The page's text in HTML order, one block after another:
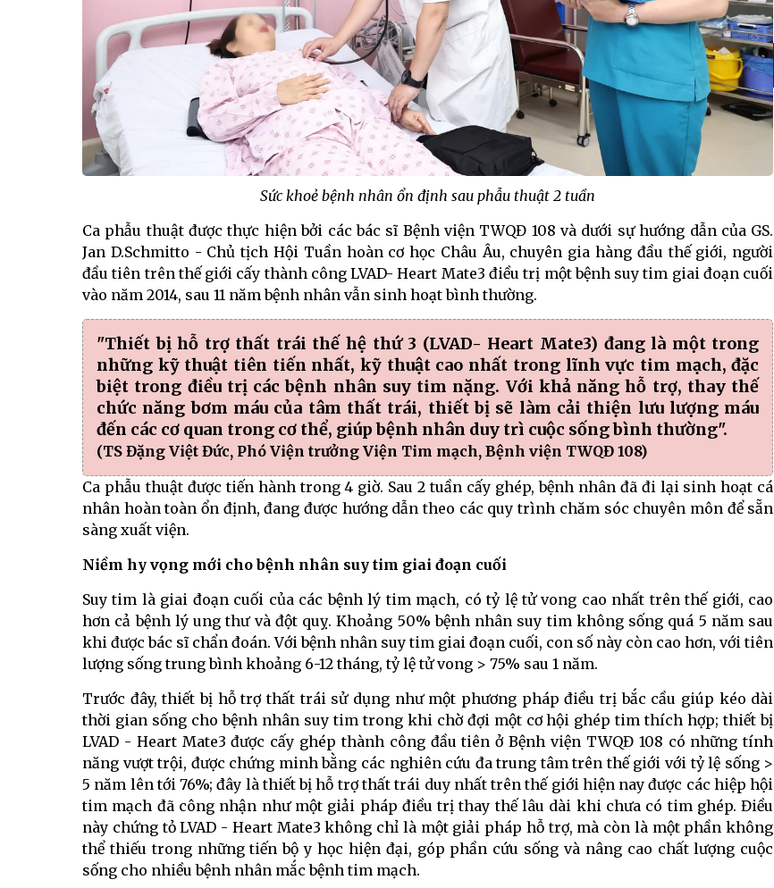
Sức khoẻ bệnh nhân ổn định sau phẫu thuật 2 tuần
Ca phẫu thuật được thực hiện bởi các bác sĩ Bệnh viện TWQĐ 108 và dưới sự hướng dẫn của GS.
Jan D.Schmitto - Chủ tịch Hội Tuần hoàn cơ học Châu Âu, chuyên gia hàng đầu thế giới, người
đầu tiên trên thế giới cấy thành công LVAD- Heart Mate3 điều trị một bệnh suy tim giai đoạn cuối
vào năm 2014, sau 11 năm bệnh nhân vẫn sinh hoạt bình thường.
"Thiết bị hỗ trợ thất trái thế hệ thứ 3 (LVAD- Heart Mate3) đang là một trong
những kỹ thuật tiên tiến nhất, kỹ thuật cao nhất trong lĩnh vực tim mạch, đặc
biệt trong điều trị các bệnh nhân suy tim nặng. Với khả năng hỗ trợ, thay thế
chức năng bơm máu của tâm thất trái, thiết bị sẽ làm cải thiện lưu lượng máu
đến các cơ quan trong cơ thể, giúp bệnh nhân duy trì cuộc sống bình thường".
(TS Đặng Việt Đức, Phó Viện trưởng Viện Tim mạch, Bệnh viện TWQĐ 108)
Ca phẫu thuật được tiến hành trong 4 giờ. Sau 2 tuần cấy ghép, bệnh nhân đã đi lại sinh hoạt cá
nhân hoàn toàn ổn định, đang được hướng dẫn theo các quy trình chăm sóc chuyên môn để sẵn
sàng xuất viện.
Niềm hy vọng mới cho bệnh nhân suy tim giai đoạn cuối
Suy tim là giai đoạn cuối của các bệnh lý tim mạch, có tỷ lệ tử vong cao nhất trên thế giới, cao
hơn cả bệnh lý ung thư và đột quỵ. Khoảng 50% bệnh nhân suy tim không sống quá 5 năm sau
khi được bác sĩ chẩn đoán. Với bệnh nhân suy tim giai đoạn cuối, con số này còn cao hơn, với tiên
lượng sống trung bình khoảng 6-12 tháng, tỷ lệ tử vong > 75% sau 1 năm.
Trước đây, thiết bị hỗ trợ thất trái sử dụng như một phương pháp điều trị bắc cầu giúp kéo dài
thời gian sống cho bệnh nhân suy tim trong khi chờ đợi một cơ hội ghép tim thích hợp; thiết bị
LVAD - Heart Mate3 được cấy ghép thành công đầu tiên ở Bệnh viện TWQĐ 108 có những tính
năng vượt trội, được chứng minh bằng các nghiên cứu đa trung tâm trên thế giới với tỷ lệ sống >
5 năm lên tới 76%; đây là thiết bị hỗ trợ thất trái duy nhất trên thế giới hiện nay được các hiệp hội
tim mạch đã công nhận như một giải pháp điều trị thay thế lâu dài khi chưa có tim ghép. Điều
này chứng tỏ LVAD - Heart Mate3 không chỉ là một giải pháp hỗ trợ, mà còn là một phần không
thể thiếu trong những tiến bộ y học hiện đại, góp phần cứu sống và nâng cao chất lượng cuộc
sống cho nhiều bệnh nhân mắc bệnh tim mạch.